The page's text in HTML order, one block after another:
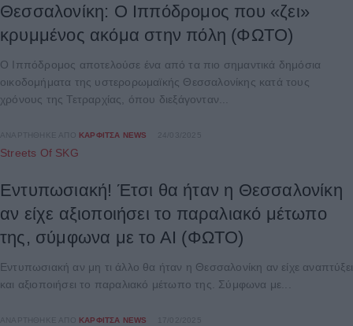
Θεσσαλονίκη: Ο Ιππόδρομος που «ζει»
κρυμμένος ακόμα στην πόλη (ΦΩΤΟ)
Ο Ιππόδρομος αποτελούσε ένα από τα πιο σημαντικά δημόσια
οικοδομήματα της υστερορωμαϊκής Θεσσαλονίκης κατά τους
χρόνους της Τετραρχίας, όπου διεξάγονταν...
ΑΝΑΡΤΉΘΗΚΕ ΑΠΌ ΚΑΡΦΙΤΣΑ NEWS
Streets Of SKG
Εντυπωσιακή! Έτσι θα ήταν η Θεσσαλονίκη
αν είχε αξιοποιήσει το παραλιακό μέτωπο
της, σύμφωνα με το ΑΙ (ΦΩΤΟ)
Εντυπωσιακή αν μη τι άλλο θα ήταν η Θεσσαλονίκη αν είχε αναπτύξει
και αξιοποιήσει το παραλιακό μέτωπο της. Σύμφωνα με...
ΑΝΑΡΤΉΘΗΚΕ ΑΠΌ ΚΑΡΦΙΤΣΑ NEWS